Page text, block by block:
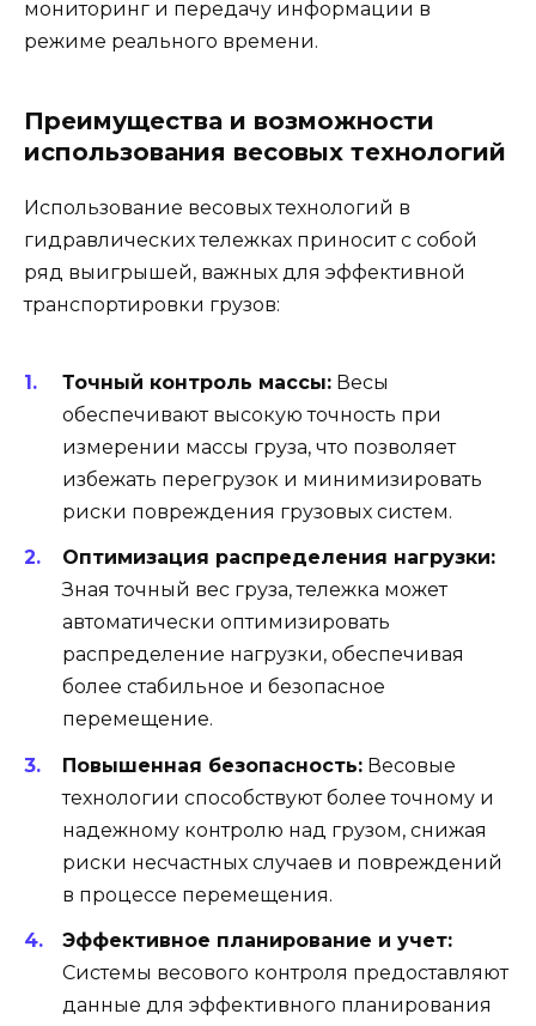
мониторинг и передачу информации в
режиме реального времени.
Преимущества и возможности
использования весовых технологий
Использование весовых технологий в
гидравлических тележках приносит с собой
ряд выигрышей, важных для эффективной
транспортировки грузов:
Точный контроль массы: Весы
обеспечивают высокую точность при
измерении массы груза, что позволяет
избежать перегрузок и минимизировать
риски повреждения грузовых систем.
Оптимизация распределения нагрузки:
Зная точный вес груза, тележка может
автоматически оптимизировать
распределение нагрузки, обеспечивая
более стабильное и безопасное
перемещение.
Повышенная безопасность: Весовые
технологии способствуют более точному и
надежному контролю над грузом, снижая
риски несчастных случаев и повреждений
в процессе перемещения.
Эффективное планирование и учет:
Системы весового контроля предоставляют
данные для эффективного планирования